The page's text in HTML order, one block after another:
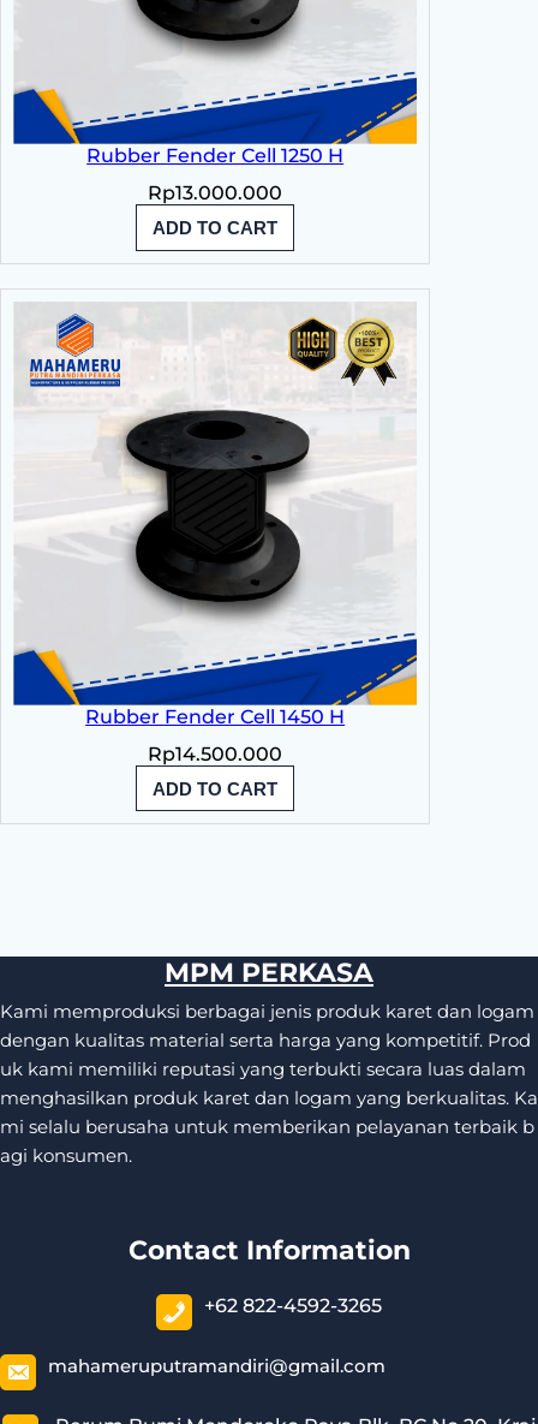
Rubber Fender Cell 1250 H
Rp13.000.000
ADD TO CART
Rubber Fender Cell 1450 H
Rp14.500.000
ADD TO CART
MPM PERKASA
Kami memproduksi berbagai jenis produk karet dan logam
dengan kualitas material serta harga yang kompetitif. Prod
uk kami memiliki reputasi yang terbukti secara luas dalam
menghasilkan produk karet dan logam yang berkualitas. Ka
mi selalu berusaha untuk memberikan pelayanan terbaik b
agi konsumen.
Contact Information
+62 822-4592-3265
mahameruputramandiri@gmail.com